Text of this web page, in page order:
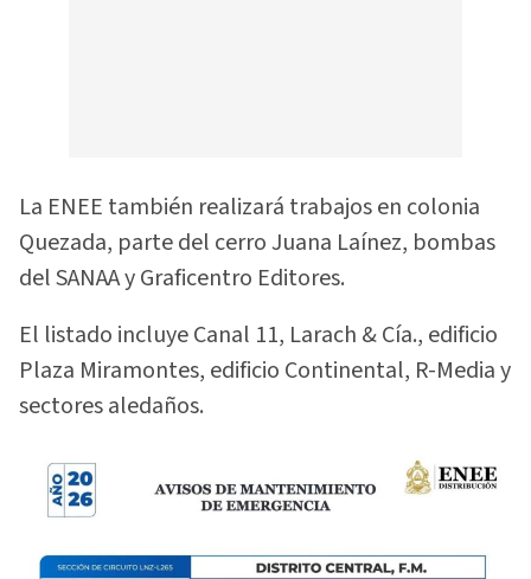
La ENEE también realizará trabajos en colonia
Quezada, parte del cerro Juana Laínez, bombas
del SANAA y Graficentro Editores.
El listado incluye Canal 11, Larach & Cía., edificio
Plaza Miramontes, edificio Continental, R-Media y
sectores aledaños.